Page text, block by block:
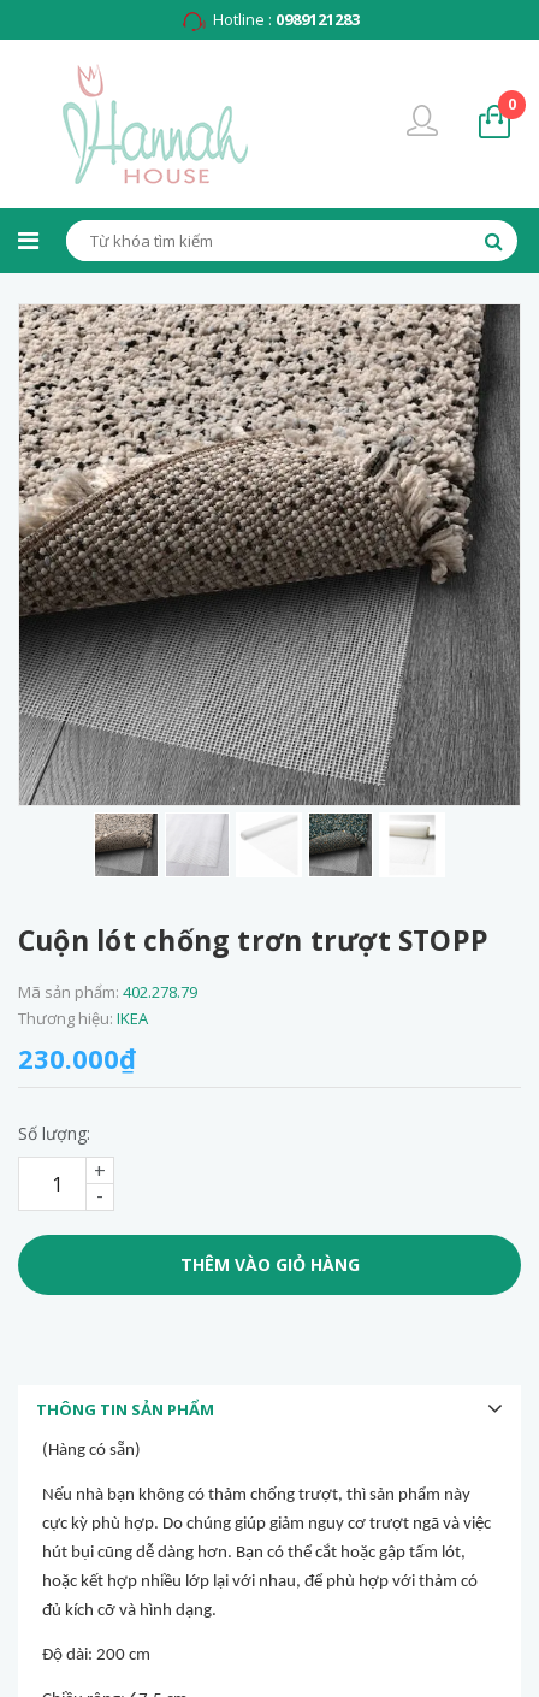
Hotline : 0989121283
0
Cuộn lót chống trơn trượt STOPP
Mã sản phẩm: 402.278.79
Thương hiệu: IKEA
230.000₫
Số lượng:
-
+
THÊM VÀO GIỎ HÀNG
THÔNG TIN SẢN PHẨM
(Hàng có sẵn)
Nếu nhà bạn không có thảm chống trượt, thì sản phẩm này
cực kỳ phù hợp. Do chúng giúp giảm nguy cơ trượt ngã và việc
hút bụi cũng dễ dàng hơn. Bạn có thể cắt hoặc gập tấm lót,
hoặc kết hợp nhiều lớp lại với nhau, để phù hợp với thảm có
đủ kích cỡ và hình dạng.
Độ dài: 200 cm